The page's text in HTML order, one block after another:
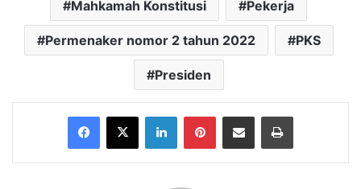
Mahkamah Konstitusi Pekerja
Permenaker nomor 2 tahun 2022 PKS
Presiden
Facebook
X LinkedInPinterestShare via Email Print